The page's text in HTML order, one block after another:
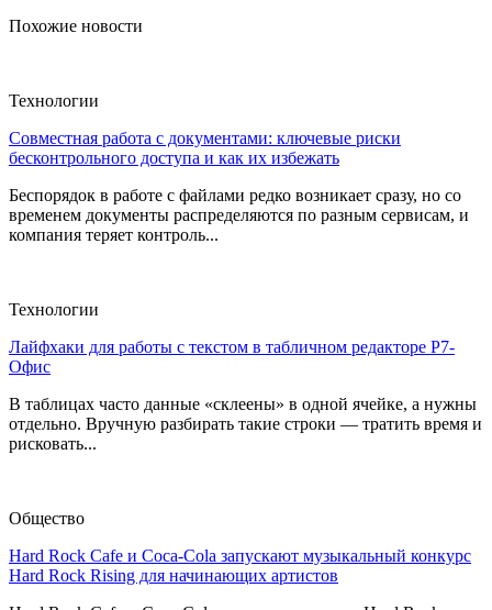
Похожие новости
Технологии
Совместная работа с документами: ключевые риски
бесконтрольного доступа и как их избежать
Беспорядок в работе с файлами редко возникает сразу, но со
временем документы распределяются по разным сервисам, и
компания теряет контроль...
Технологии
Лайфхаки для работы с текстом в табличном редакторе Р7-
Офис
В таблицах часто данные «склеены» в одной ячейке, а нужны
отдельно. Вручную разбирать такие строки — тратить время и
рисковать...
Общество
Hard Rock Cafe и Coca-Cola запускают музыкальный конкурс
Hard Rock Rising для начинающих артистов